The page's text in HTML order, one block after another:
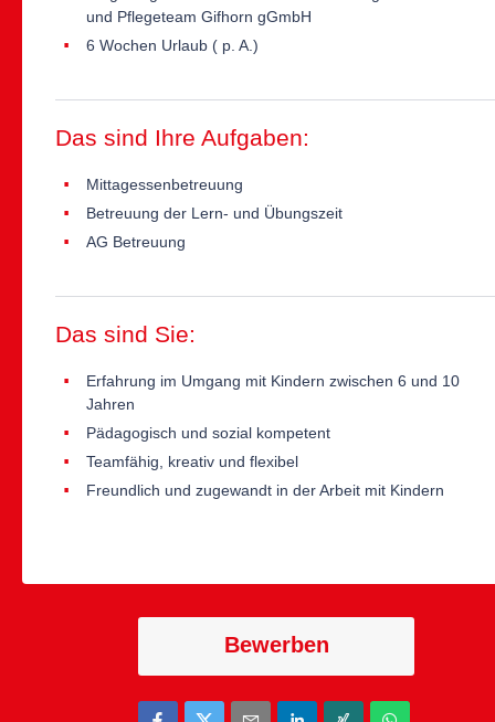
und Pflegeteam Gifhorn gGmbH
6 Wochen Urlaub ( p. A.)
Das sind Ihre Aufgaben:
Mittagessenbetreuung
Betreuung der Lern- und Übungszeit
AG Betreuung
Das sind Sie:
Erfahrung im Umgang mit Kindern zwischen 6 und 10
Jahren
Pädagogisch und sozial kompetent
Teamfähig, kreativ und flexibel
Freundlich und zugewandt in der Arbeit mit Kindern
Bewerben